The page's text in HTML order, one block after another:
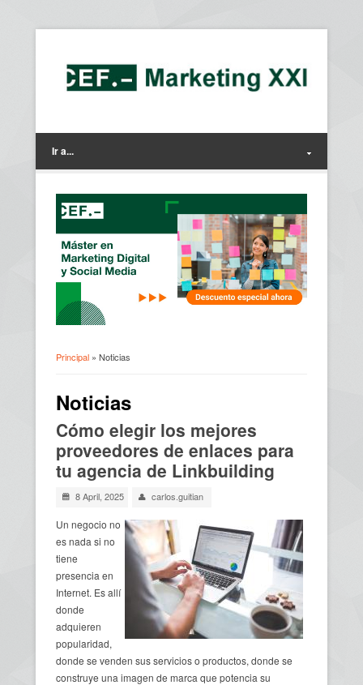
Ir a...
Principal » Noticias
Noticias
Cómo elegir los mejores
proveedores de enlaces para
tu agencia de Linkbuilding
8 April, 2025 carlos.guitian
Un negocio no
es nada si no
tiene
presencia en
Internet. Es allí
donde
adquieren
popularidad,
donde se venden sus servicios o productos, donde se
construye una imagen de marca que potencia su